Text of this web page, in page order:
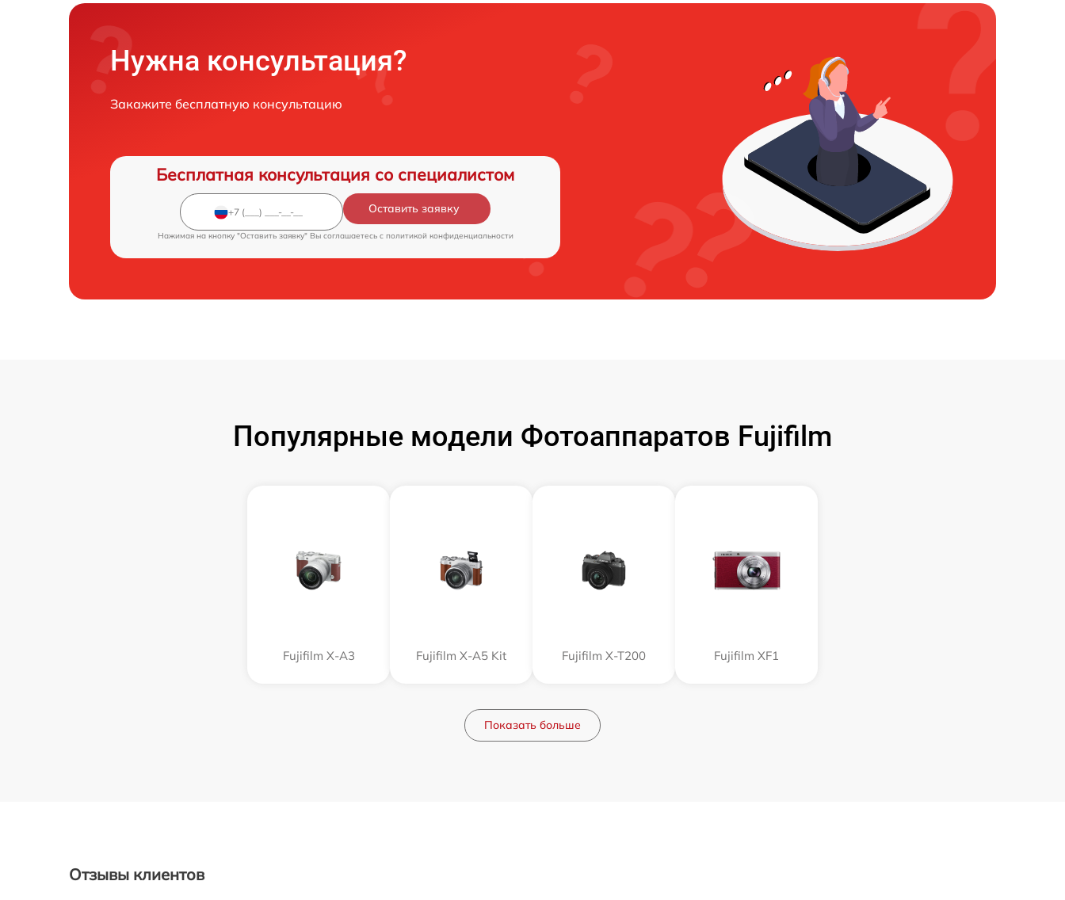
Нужна консультация?
Закажите бесплатную консультацию
Бесплатная консультация со специалистом
Оставить заявку
Нажимая на кнопку "Оставить заявку" Вы соглашаетесь c политикой конфиденциальности
Популярные модели Фотоаппаратов Fujifilm
Fujifilm X-A3 Fujifilm X-A5 Kit Fujifilm X-T200 Fujifilm XF1
Показать больше
Отзывы клиентов